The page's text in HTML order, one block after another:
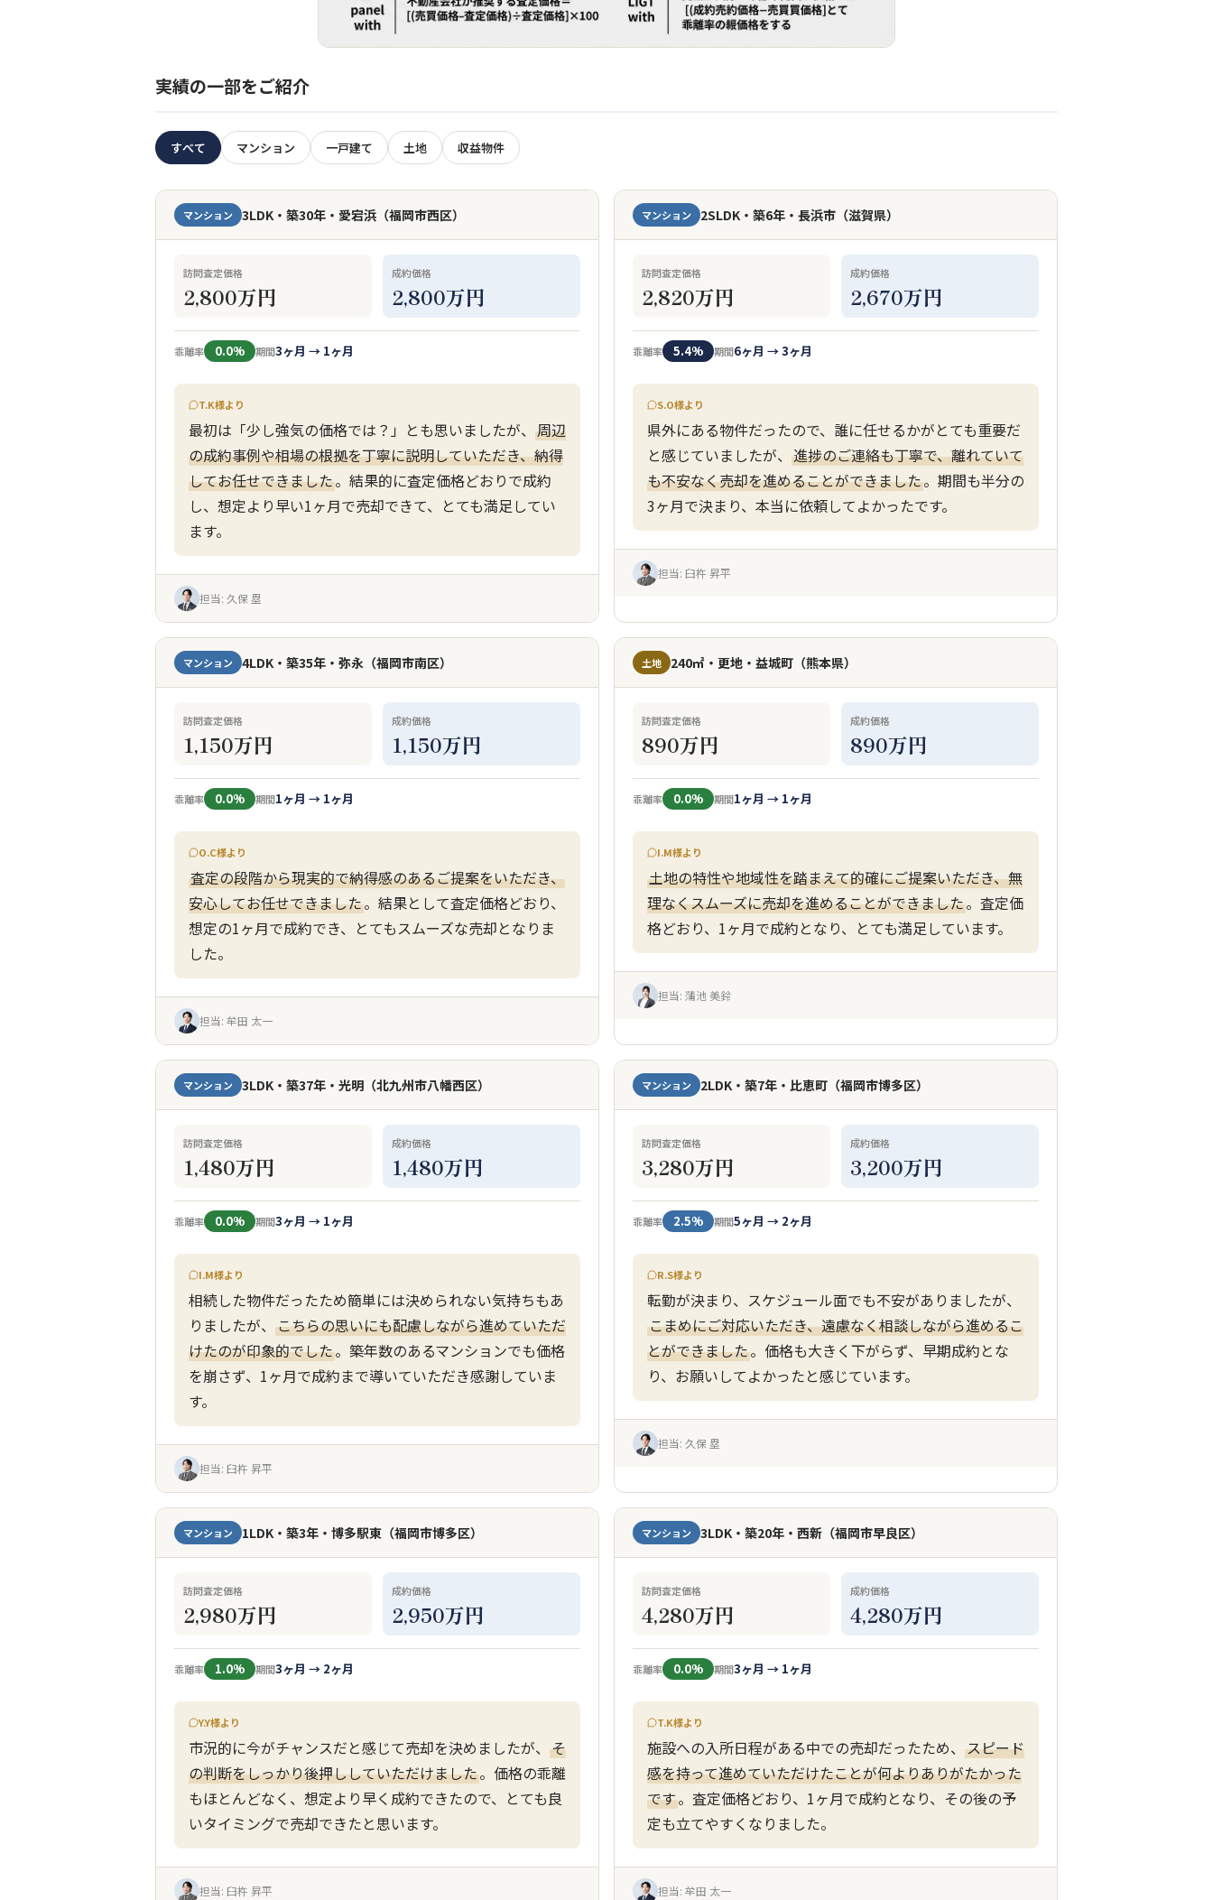
実績の一部をご紹介
すべて マンション 一戸建て 土地 収益物件
マンション 3LDK・築30年・愛宕浜（福岡市西区）
訪問査定価格
2,800万円
成約価格
2,800万円
乖離率 0.0% 期間3ヶ月 → 1ヶ月
T.K様より
最初は「少し強気の価格では？」とも思いましたが、 周辺
の成約事例や相場の根拠を丁寧に説明していただき、納得
してお任せできました。結果的に査定価格どおりで成約
し、想定より早い1ヶ月で売却できて、とても満足してい
ます。
担当: 久保 塁
マンション 2SLDK・築6年・長浜市（滋賀県）
訪問査定価格
2,820万円
成約価格
2,670万円
乖離率 5.4% 期間6ヶ月 → 3ヶ月
S.O様より
県外にある物件だったので、誰に任せるかがとても重要だ
と感じていましたが、 進捗のご連絡も丁寧で、離れていて
も不安なく売却を進めることができました。期間も半分の
3ヶ月で決まり、本当に依頼してよかったです。
担当: 臼杵 昇平
マンション 4LDK・築35年・弥永（福岡市南区）
訪問査定価格
1,150万円
成約価格
1,150万円
乖離率 0.0% 期間1ヶ月 → 1ヶ月
O.C様より
査定の段階から現実的で納得感のあるご提案をいただき、
安心してお任せできました。結果として査定価格どおり、
想定の1ヶ月で成約でき、とてもスムーズな売却となりま
した。
担当: 牟田 太一
土地 240㎡・更地・益城町（熊本県）
訪問査定価格
890万円
成約価格
890万円
乖離率 0.0% 期間1ヶ月 → 1ヶ月
I.M様より
土地の特性や地域性を踏まえて的確にご提案いただき、無
理なくスムーズに売却を進めることができました。査定価
格どおり、1ヶ月で成約となり、とても満足しています。
担当: 蒲池 美鈴
マンション 3LDK・築37年・光明（北九州市八幡西区）
訪問査定価格
1,480万円
成約価格
1,480万円
乖離率 0.0% 期間3ヶ月 → 1ヶ月
I.M様より
相続した物件だったため簡単には決められない気持ちもあ
りましたが、 こちらの思いにも配慮しながら進めていただ
けたのが印象的でした。築年数のあるマンションでも価格
を崩さず、1ヶ月で成約まで導いていただき感謝していま
す。
担当: 臼杵 昇平
マンション 2LDK・築7年・比恵町（福岡市博多区）
訪問査定価格
3,280万円
成約価格
3,200万円
乖離率 2.5% 期間5ヶ月 → 2ヶ月
R.S様より
転勤が決まり、スケジュール面でも不安がありましたが、
こまめにご対応いただき、遠慮なく相談しながら進めるこ
とができました。価格も大きく下がらず、早期成約とな
り、お願いしてよかったと感じています。
担当: 久保 塁
マンション 1LDK・築3年・博多駅東（福岡市博多区）
訪問査定価格
2,980万円
成約価格
2,950万円
乖離率 1.0% 期間3ヶ月 → 2ヶ月
Y.Y様より
市況的に今がチャンスだと感じて売却を決めましたが、 そ
の判断をしっかり後押ししていただけました。価格の乖離
もほとんどなく、想定より早く成約できたので、とても良
いタイミングで売却できたと思います。
担当: 臼杵 昇平
マンション 3LDK・築20年・西新（福岡市早良区）
訪問査定価格
4,280万円
成約価格
4,280万円
乖離率 0.0% 期間3ヶ月 → 1ヶ月
T.K様より
施設への入所日程がある中での売却だったため、 スピード
感を持って進めていただけたことが何よりありがたかった
です。査定価格どおり、1ヶ月で成約となり、その後の予
定も立てやすくなりました。
担当: 牟田 太一